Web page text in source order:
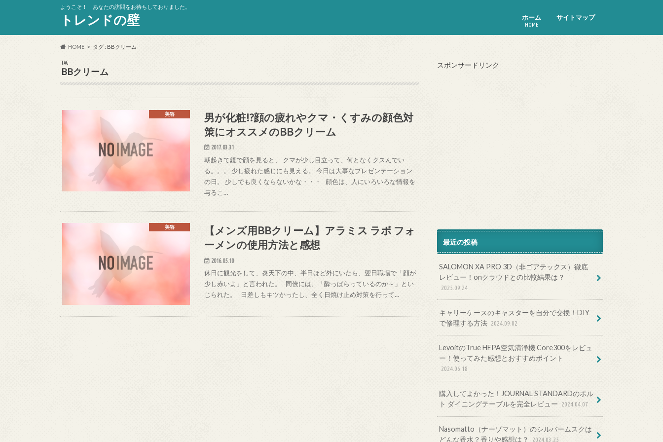
ようこそ！ あなたの訪問をお待ちしておりました。
トレンドの壁 ホーム
HOME
サイトマップ
HOME タグ : BBクリーム
TAG
BBクリーム
美容
男が化粧!?顔の疲れやクマ・くすみの顔色対
策にオススメのBBクリーム
2017.03.31
朝起きて鏡で顔を見ると、 クマが少し目立って、何となくクスんでい
る。。。 少し疲れた感じにも見える。 今日は大事なプレゼンテーション
の日。 少しでも良くならないかな・・・ 顔色は、人にいろいろな情報を
与るこ…
美容
【メンズ用BBクリーム】アラミス ラボ フォ
ーメンの使用方法と感想
2016.05.10
休日に観光をして、炎天下の中、半日ほど外にいたら、翌日職場で「顔が
少し赤いよ」と言われた。 同僚には、「酔っぱらっているのか～」とい
じられた。 日差しもキツかったし、全く日焼け止め対策を行って…
スポンサードリンク
最近の投稿
SALOMON XA PRO 3D（非ゴアテックス）徹底
レビュー！onクラウドとの比較結果は？
2025.09.24
キャリーケースのキャスターを自分で交換！DIY
で修理する方法 2024.09.02
LevoitのTrue HEPA空気清浄機 Core300をレビュ
ー！使ってみた感想とおすすめポイント
2024.06.18
購入してよかった！JOURNAL STANDARDのポル
ト ダイニングテーブルを完全レビュー
2024.04.07
Nasomatto（ナーゾマット）のシルバームスクは
どんな香水？香りや感想は？
2024.03.25